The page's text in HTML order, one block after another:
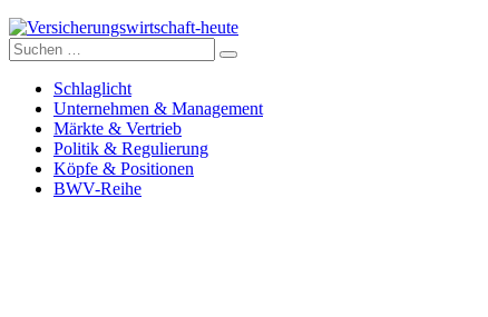
Versicherungswirtschaft-heute
Suche
nach:
Schlaglicht
Unternehmen & Management
Märkte & Vertrieb
Politik & Regulierung
Köpfe & Positionen
BWV-Reihe